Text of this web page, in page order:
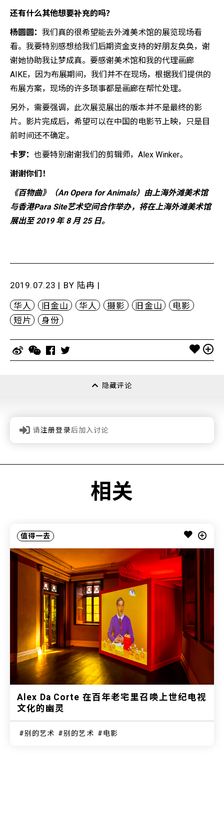
还有什么其他想要补充的吗？
杨圆圆： 我们真的很希望能去外滩美术馆的展览现场看
看。我要特别感想给我们后期资金支持的好朋友奂奂，谢
谢她协助我让梦成真。要感谢美术馆和我的代理画廊
AIKE，因为布展期间，我们并不在现场，根据我们提供的
布展方案，现场的许多琐事都是画廊在帮忙处理。
另外，需要强调，此次展览展出的版本并不是最终的影
片。影片完成后，希望可以在中国的电影节上映，只是目
前时间还不确定。
卡罗： 也要特别谢谢我们的剪辑师，Alex Winker。
谢谢你们！
《百物曲》（An Opera for Animals）由上海外滩美术馆
与香港Para Site艺术空间合作举办，将在上海外滩美术馆
展出至 2019 年 8 月 25 日。
2019.07.23 | BY 陆冉 |
华人 旧金山 华人 摄影 旧金山
电影
短片
身份
隐藏评论
请注册登录后加入讨论
相关
值得一去
Alex Da Corte 在百年老宅里召唤上世纪电视
文化的幽灵
别的艺术 别的艺术 电影